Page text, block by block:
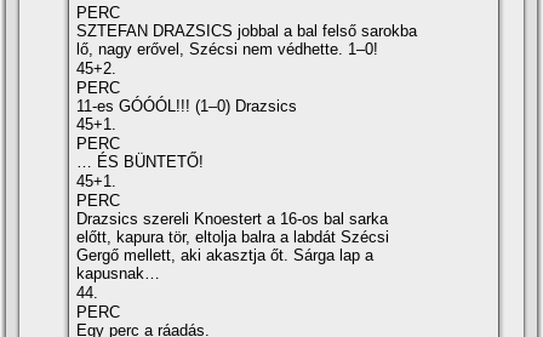
PERC
SZTEFAN DRAZSICS jobbal a bal felső sarokba
lő, nagy erővel, Szécsi nem védhette. 1–0!
45+2.
PERC
11-es GÓÓÓL!!! (1–0) Drazsics
45+1.
PERC
… ÉS BÜNTETŐ!
45+1.
PERC
Drazsics szereli Knoestert a 16-os bal sarka
előtt, kapura tör, eltolja balra a labdát Szécsi
Gergő mellett, aki akasztja őt. Sárga lap a
kapusnak…
44.
PERC
Egy perc a ráadás.